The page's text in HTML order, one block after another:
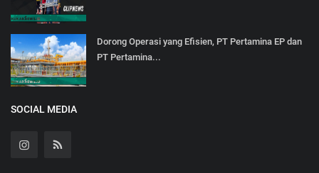
Dorong Operasi yang Efisien, PT Pertamina EP dan
PT Pertamina...
SOCIAL MEDIA